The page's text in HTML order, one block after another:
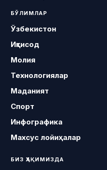
БЎЛИМЛАР
Ўзбекистон
Иқтисод
Молия
Технологиялар
Маданият
Спорт
Инфографика
Махсус лойиҳалар
БИЗ ҲАҚИМИЗДА